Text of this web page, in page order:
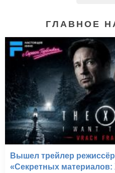
ГЛАВНОЕ
Вышел трейлер
«Секретных материалов: